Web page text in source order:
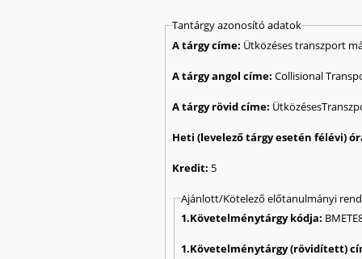
Tantárgy azonosító adatok
A tárgy címe: Ütközéses transzport
A tárgy angol címe:Collisional
A tárgy rövid címe:
Kredit: 5
Ajánlott/Kötelező előtanulmányi rend
1.Követelménytárgy kódja:
1.Követelménytárgy (rövidített)